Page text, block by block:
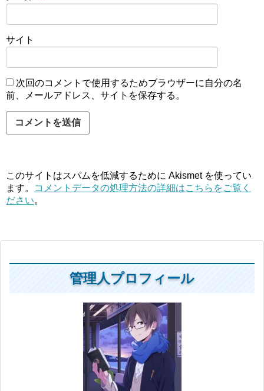
サイト
次回のコメントで使用するためブラウザーに自分の名
前、メールアドレス、サイトを保存する。
このサイトはスパムを低減するために Akismet を使ってい
ます。
コメントデータの処理方法の詳細はこちらをご覧く
ださい。
管理人プロフィール